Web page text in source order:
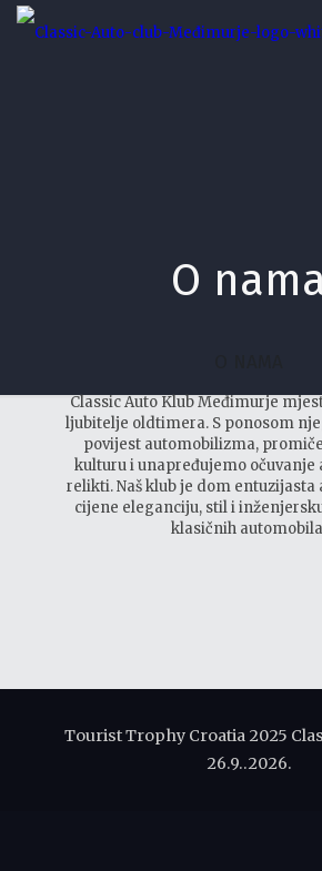
O
Classic Auto Klub Međimurje
ljubitelje oldtimera. S ponosom
povijest automobilizma,
kulturu i unapređujemo očuvanje
relikti. Naš klub je dom
cijene eleganciju, stil i
klasičnih
Tourist Trophy Croatia 2025
26.9..2026.